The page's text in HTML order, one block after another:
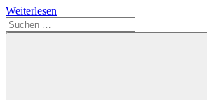
Weiterlesen
Suchen
nach: